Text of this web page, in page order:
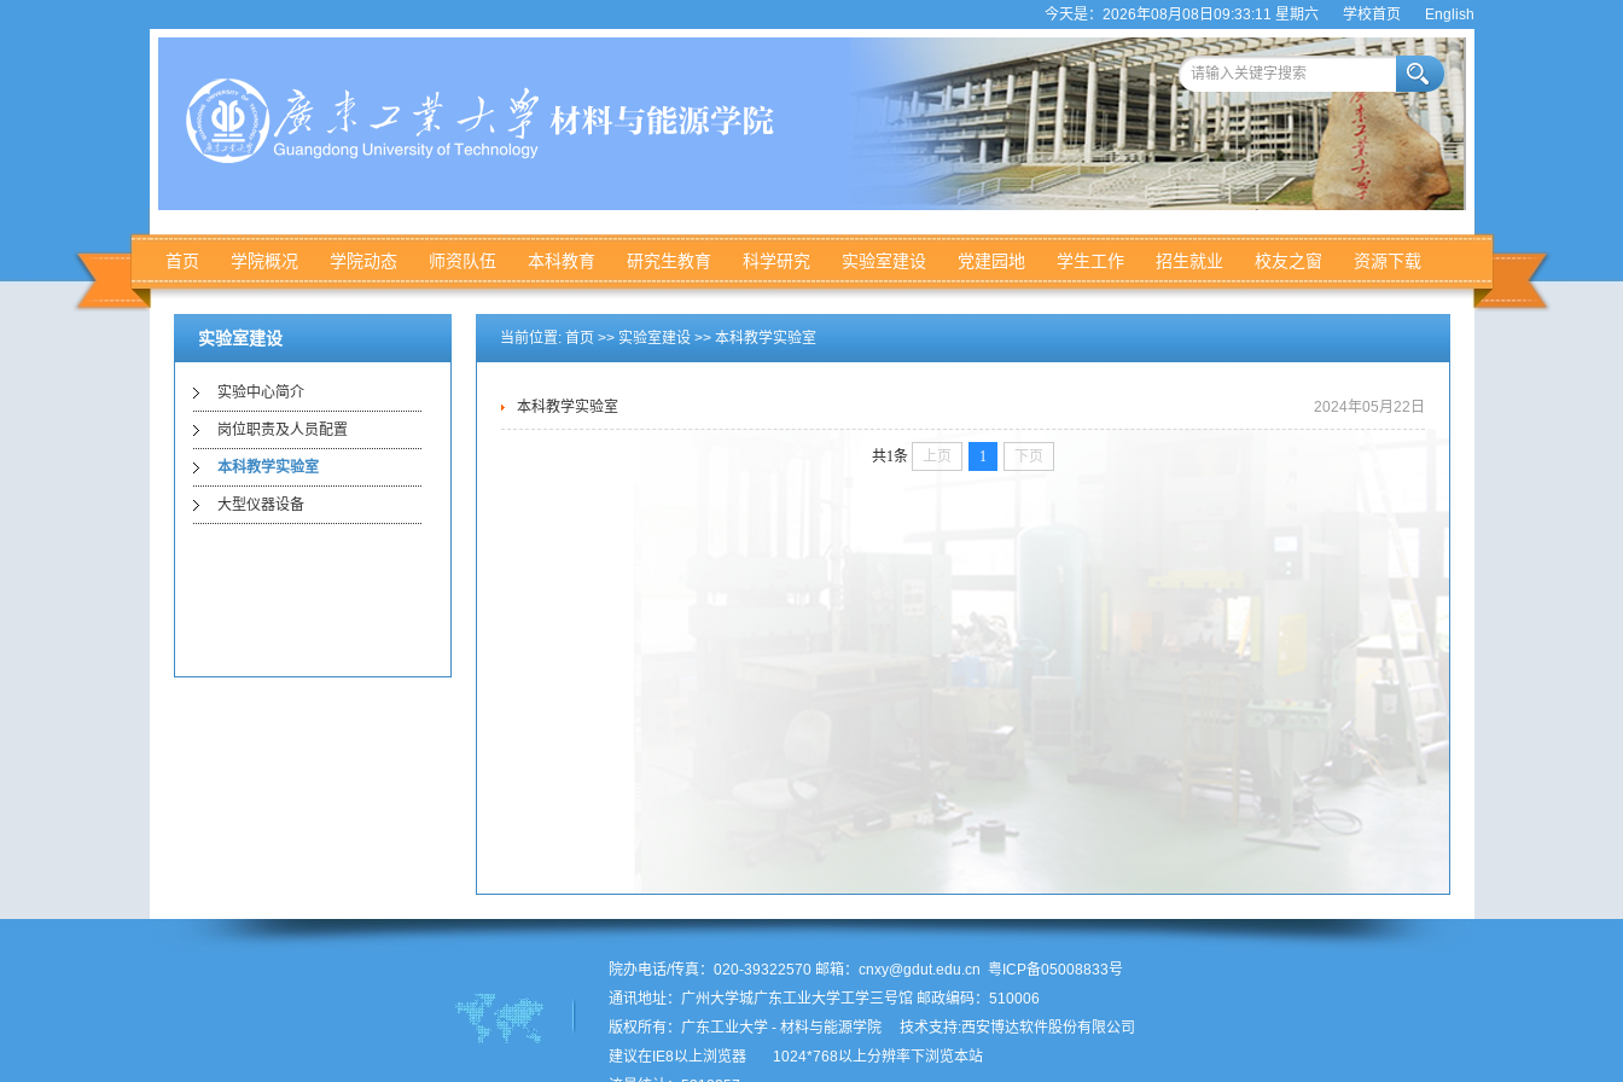
今天是：2026年08月08日09:33:11 星期六 学校首页 English
首页 学院概况 学院动态 师资队伍 本科教育 研究生教育 科学研究 实验室建设 党建园地 学生工作 招生就业 校友之窗 资源下载
实验室建设
实验中心简介
岗位职责及人员配置
本科教学实验室
大型仪器设备
当前位置: 首页 >> 实验室建设>> 本科教学实验室
本科教学实验室 2024年05月22日
共1条 上页 1 下页
院办电话/传真：020-39322570 邮箱：cnxy@gdut.edu.cn 粤ICP备05008833号
通讯地址：广州大学城广东工业大学工学三号馆 邮政编码：510006
版权所有：
广东工业大学 - 材料与能源学院技术支持:西安博达软件股份有限公司
建议在IE8以上浏览器
1024*768以上分辨率下浏览本站